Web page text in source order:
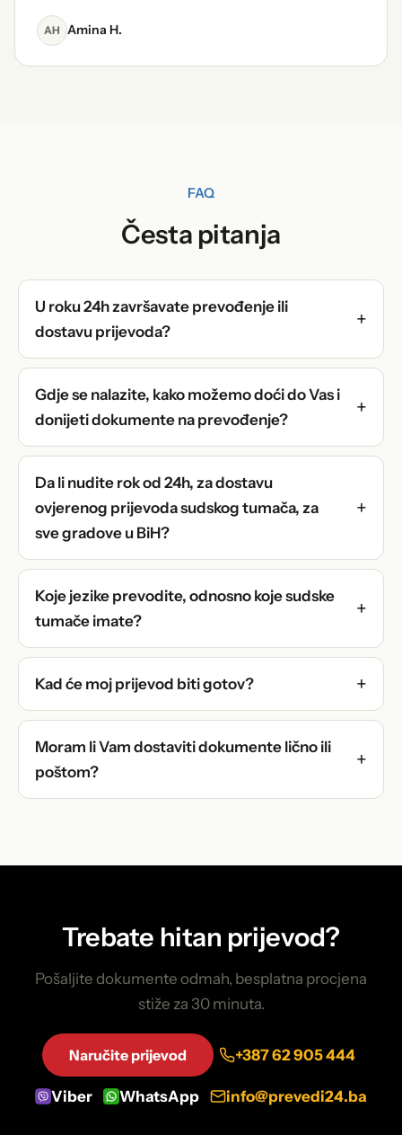
AH Amina H.
FAQ
Česta pitanja
U roku 24h završavate prevođenje ili
dostavu prijevoda?
Gdje se nalazite, kako možemo doći do Vas i
donijeti dokumente na prevođenje?
Da li nudite rok od 24h, za dostavu
ovjerenog prijevoda sudskog tumača, za
sve gradove u BiH?
Koje jezike prevodite, odnosno koje sudske
tumače imate?
Kad će moj prijevod biti gotov?
Moram li Vam dostaviti dokumente lično ili
poštom?
Trebate hitan prijevod?
Pošaljite dokumente odmah, besplatna procjena
stiže za 30 minuta.
Naručite prijevod +387 62 905 444
Viber WhatsApp info@prevedi24.ba